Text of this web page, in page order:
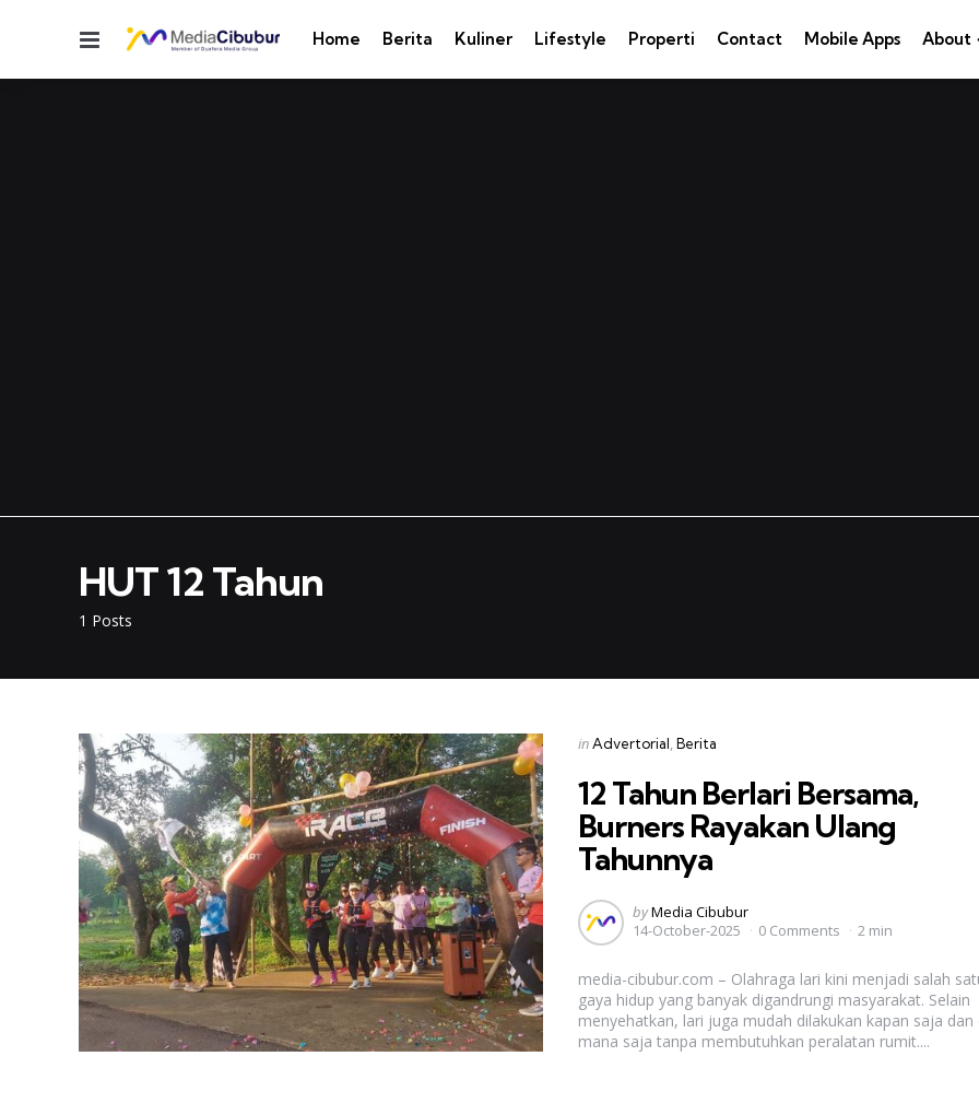
Menu Home Berita Kuliner Lifestyle Properti Contact Mobile Apps About
1 Posts
HUT 12 Tahun
Categories
Posted
inAdvertorial Berita
12 Tahun Berlari Bersama,
Burners Rayakan Ulang
Tahunnya
Posted
by
byMedia Cibubur
14-October-2025
0 Comments 2 min
media-cibubur.com – Olahraga lari kini menjadi salah
gaya hidup yang banyak digandrungi masyarakat. Selain
menyehatkan, lari juga mudah dilakukan kapan saja dan
mana saja tanpa membutuhkan peralatan rumit....